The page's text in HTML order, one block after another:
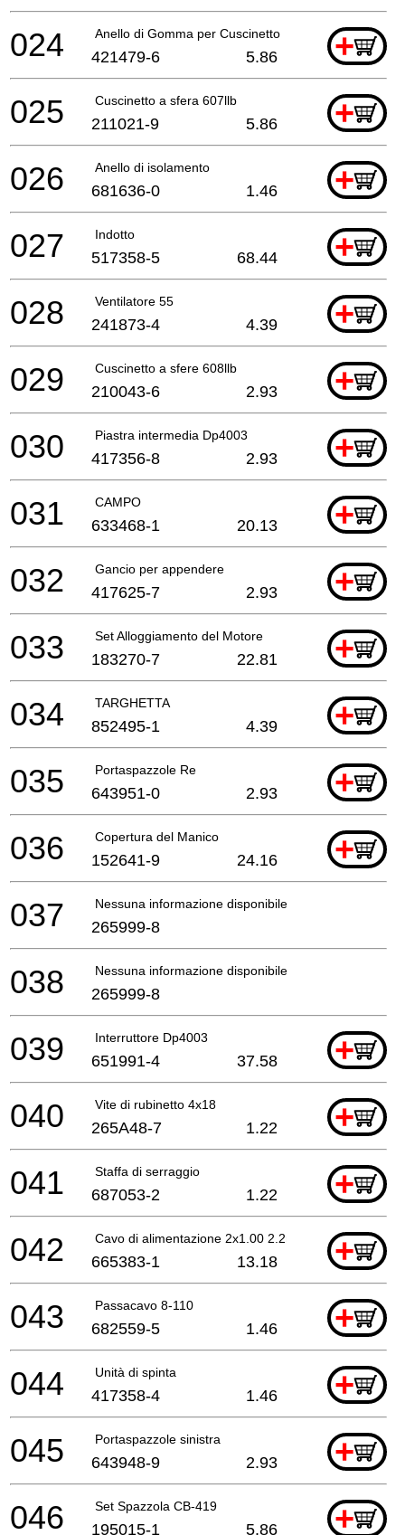
Anello di Gomma per Cuscinetto +
024 421479-6 5.86
Cuscinetto a sfera 607llb +
025 211021-9 5.86
Anello di isolamento +
026 681636-0 1.46
Indotto +
027 517358-5 68.44
Ventilatore 55 +
028 241873-4 4.39
Cuscinetto a sfere 608llb +
029 210043-6 2.93
Piastra intermedia Dp4003 +
030 417356-8 2.93
CAMPO +
031 633468-1 20.13
Gancio per appendere +
032 417625-7 2.93
Set Alloggiamento del Motore +
033 183270-7 22.81
TARGHETTA +
034 852495-1 4.39
Portaspazzole Re +
035 643951-0 2.93
Copertura del Manico +
036 152641-9 24.16
Nessuna informazione disponibile, non ordinabile
037 265999-8
Nessuna informazione disponibile, non ordinabile
038 265999-8
Interruttore Dp4003 +
039 651991-4 37.58
Vite di rubinetto 4x18 +
040 265A48-7 1.22
Staffa di serraggio +
041 687053-2 1.22
Cavo di alimentazione 2x1.00 2.2mtr +
042 665383-1 13.18
Passacavo 8-110 +
043 682559-5 1.46
Unità di spinta +
044 417358-4 1.46
Portaspazzole sinistra +
045 643948-9 2.93
Set Spazzola CB-419 +
046 195015-1 5.86